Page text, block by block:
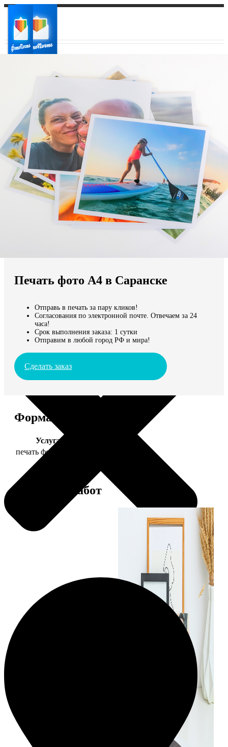
Ваш регион доставки
Выберите из списка:
Мы доставляем по всему миру
Продолжить без города
Печать фото А4 в Саранске
Отправь в печать за пару кликов!
Согласования по электронной почте. Отвечаем за 24
часа!
Срок выполнения заказа: 1 сутки
Отправим в любой город РФ и мира!
Сделать заказ
Форматы и цены
Услуга
печать фото 20х30
Примеры работ